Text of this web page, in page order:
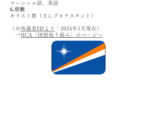
マーシャル語、英語
6.宗教
キリスト教（主にプロテスタント）
（※ 外務省HPより
：2024年1月現在）
→ JICA「国別取り組み」のページへ